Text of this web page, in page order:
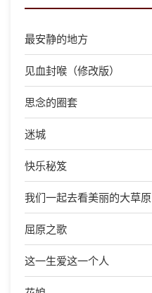
最安静的地方
见血封喉（修改版）
思念的圈套
迷城
快乐秘笈
我们一起去看美丽的大草原
屈原之歌
这一生爱这一个人